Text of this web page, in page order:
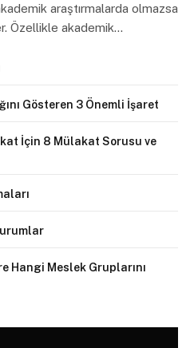
araştırmalarda olmazsa
Özellikle akademik…
Gösteren 3 Önemli İşaret
İçin 8 Mülakat Sorusu ve
Hangi Meslek Gruplarını